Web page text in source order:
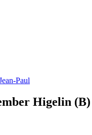
Paul
Higelin (B)